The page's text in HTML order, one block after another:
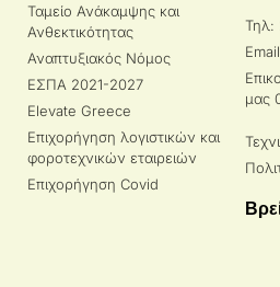
Ταμείο Ανάκαμψης και
Ανθεκτικότητας
Αναπτυξιακός Νόμος
ΕΣΠΑ 2021-2027
Elevate Greece
Επιχορήγηση λογιστικών και
φοροτεχνικών εταιρειών
Επιχορήγηση Covid
Τηλ:
μας